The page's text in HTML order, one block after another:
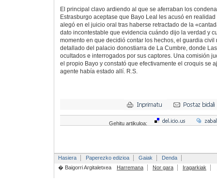
El principal clavo ardiendo al que se aferraban los
Estrasburgo aceptase que Bayo Leal les acusó en
alegó en el juicio oral tras haberse retractado de la
dato incontestable que evidencia cuándo dijo la verdad y
momento en que decidió contar los hechos, el guardia civil
detallado del palacio donostiarra de La Cumbre, donde
ocultados e interrogados por sus captores. Una comisión
el propio Bayo y constató que efectivamente el croquis se
agente había estado allí. R.S.
Gehitu artikuloa:
Hasiera Paperezko edizioa Gaiak
Denda
� Baigorri Argitaletxea
Harremana Nor gara Iragarkiak